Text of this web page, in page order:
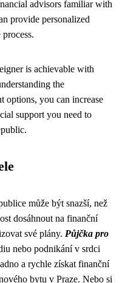
advisors familiar with
provide personalized
is achievable with
the
options, you can increase
support you need to
může být snazší, než
dosáhnout na finanční
své plány. Půjčka pro
nebo podnikání v srdci
a rychle získat finanční
bytu v Praze. Nebo si